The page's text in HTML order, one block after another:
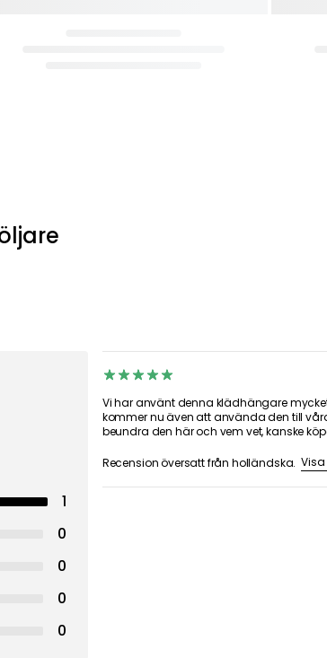
1
0
0
0
0
Vi har använt denna klädhängare
kommer nu även att använda den till
beundra den här och vem vet, kanske
Recension översatt från holländska.